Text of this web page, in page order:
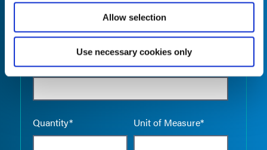
Allow selection
Use necessary cookies only
Product Name*
Quantity* Unit of Measure*